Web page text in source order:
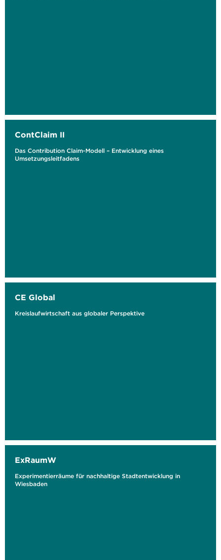
ContClaim II
Das Contribution Claim-Modell – Entwicklung eines
Umsetzungsleitfadens
CE Global
Kreislaufwirtschaft aus globaler Perspektive
ExRaumW
Experimentierräume für nachhaltige Stadtentwicklung in
Wiesbaden